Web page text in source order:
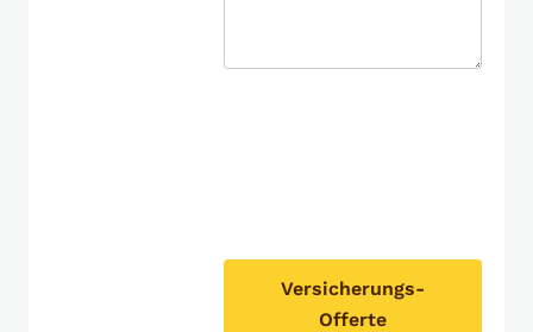
Versicherungs-
Offerte